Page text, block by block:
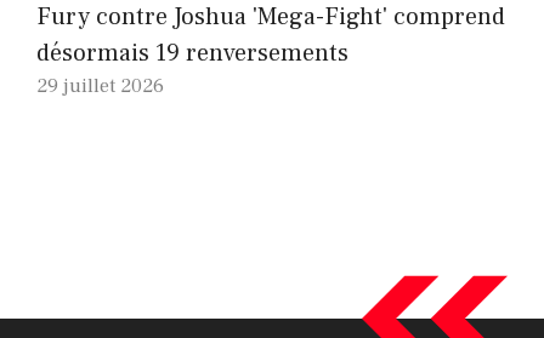
Fury contre Joshua 'Mega-Fight' comprend
désormais 19 renversements
29 juillet 2026